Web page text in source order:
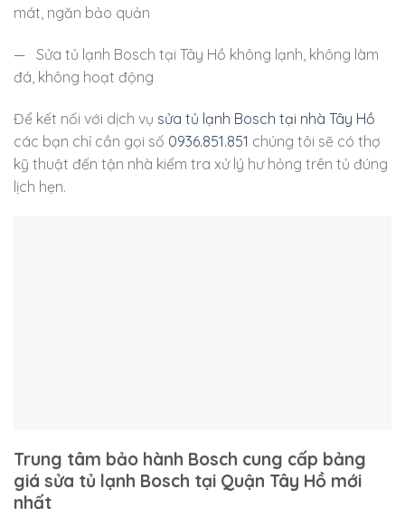
mát, ngăn bảo quản
— Sửa tủ lạnh Bosch tại Tây Hồ không lạnh, không làm
đá, không hoạt động
Để kết nối với dịch vụ sửa tủ lạnh Bosch tại nhà Tây Hồ
các bạn chỉ cần gọi số 0936.851.851 chúng tôi sẽ có thợ
kỹ thuật đến tận nhà kiểm tra xử lý hư hỏng trên tủ đúng
lịch hẹn.
Trung tâm bảo hành Bosch cung cấp bảng
giá sửa tủ lạnh Bosch tại Quận Tây Hồ mới
nhất